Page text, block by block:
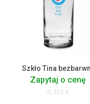
Szkło Tina
Zapytaj o cenę
G_512_X